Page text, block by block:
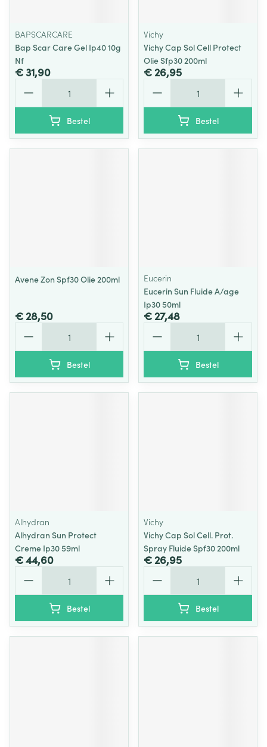
BAPSCARCARE
Bap Scar Care Gel Ip40 10g
Nf
€ 31,90
Bestel
Vichy
Vichy Cap Sol Cell Protect
Olie Sfp30 200ml
€ 26,95
Bestel
Avene Zon Spf30 Olie 200ml
€ 28,50
Bestel
Eucerin
Eucerin Sun Fluide A/age
Ip30 50ml
€ 27,48
Bestel
Alhydran
Alhydran Sun Protect
Creme Ip30 59ml
€ 44,60
Bestel
Vichy
Vichy Cap Sol Cell. Prot.
Spray Fluide Spf30 200ml
€ 26,95
Bestel